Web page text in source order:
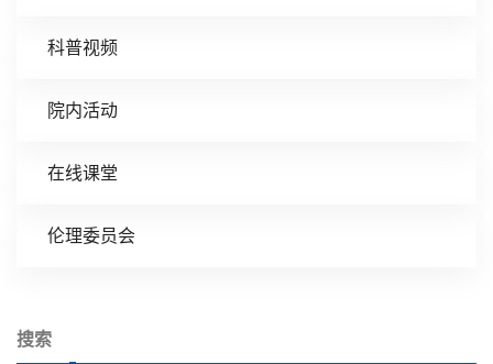
科普视频
院内活动
在线课堂
伦理委员会
搜索